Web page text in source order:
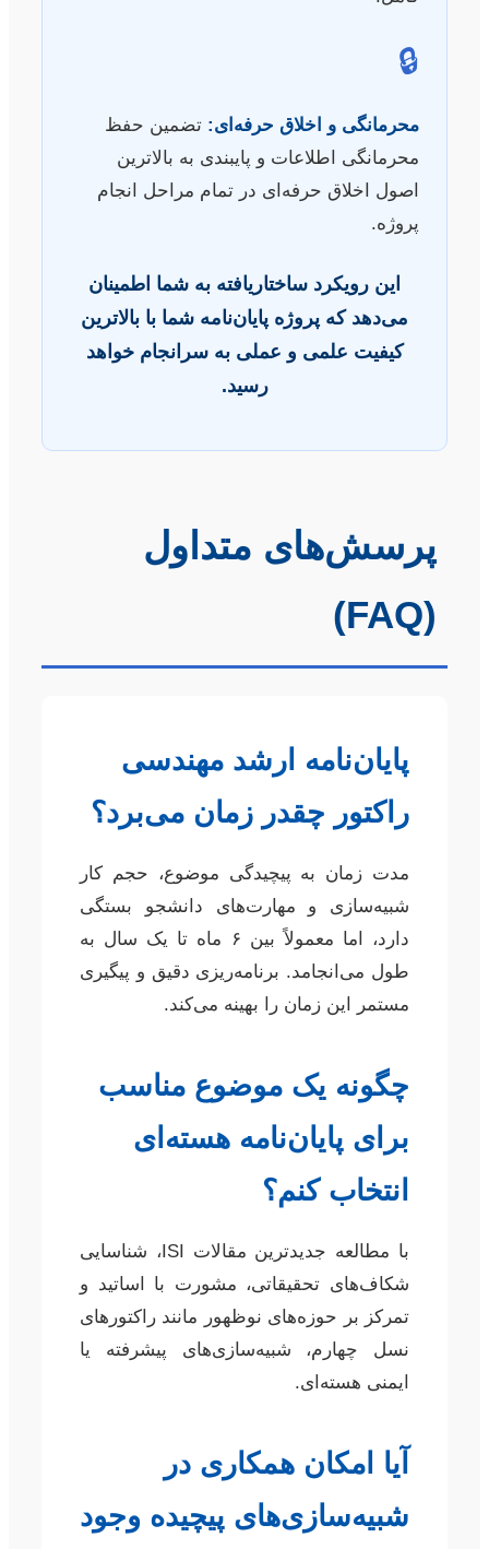
🔒
محرمانگی و اخلاق حرفه‌ای: تضمین حفظ
محرمانگی اطلاعات و پایبندی به بالاترین
اصول اخلاق حرفه‌ای در تمام مراحل انجام
پروژه.
این رویکرد ساختاریافته به شما اطمینان
می‌دهد که پروژه پایان‌نامه شما با بالاترین
کیفیت علمی و عملی به سرانجام خواهد
رسید.
پرسش‌های متداول
(FAQ)
پایان‌نامه ارشد مهندسی
راکتور چقدر زمان می‌برد؟
مدت زمان به پیچیدگی موضوع، حجم کار
شبیه‌سازی و مهارت‌های دانشجو بستگی
دارد، اما معمولاً بین ۶ ماه تا یک سال به
طول می‌انجامد. برنامه‌ریزی دقیق و پیگیری
مستمر این زمان را بهینه می‌کند.
چگونه یک موضوع مناسب
برای پایان‌نامه هسته‌ای
انتخاب کنم؟
با مطالعه جدیدترین مقالات ISI، شناسایی
شکاف‌های تحقیقاتی، مشورت با اساتید و
تمرکز بر حوزه‌های نوظهور مانند راکتورهای
نسل چهارم، شبیه‌سازی‌های پیشرفته یا
ایمنی هسته‌ای.
آیا امکان همکاری در
شبیه‌سازی‌های پیچیده وجود